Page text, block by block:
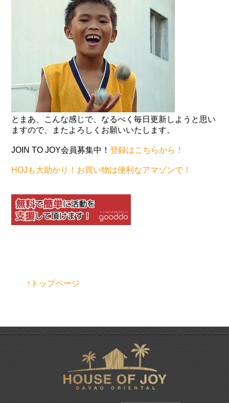
とまあ、こんな感じで、なるべく毎日更新しようと思い
ますので、またよろしくお願いいたします。
JOIN TO JOY会員募集中！登録はこちらから！
HOJも大助かり！お買い物は便利なアマゾンで！
↑トップページ